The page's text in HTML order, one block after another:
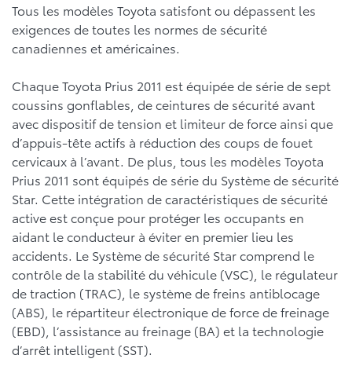
Tous les modèles Toyota satisfont ou dépassent les
exigences de toutes les normes de sécurité
canadiennes et américaines.
Chaque Toyota Prius 2011 est équipée de série de sept
coussins gonflables, de ceintures de sécurité avant
avec dispositif de tension et limiteur de force ainsi que
d’appuis-tête actifs à réduction des coups de fouet
cervicaux à l’avant. De plus, tous les modèles Toyota
Prius 2011 sont équipés de série du Système de sécurité
Star. Cette intégration de caractéristiques de sécurité
active est conçue pour protéger les occupants en
aidant le conducteur à éviter en premier lieu les
accidents. Le Système de sécurité Star comprend le
contrôle de la stabilité du véhicule (VSC), le régulateur
de traction (TRAC), le système de freins antiblocage
(ABS), le répartiteur électronique de force de freinage
(EBD), l’assistance au freinage (BA) et la technologie
d’arrêt intelligent (SST).